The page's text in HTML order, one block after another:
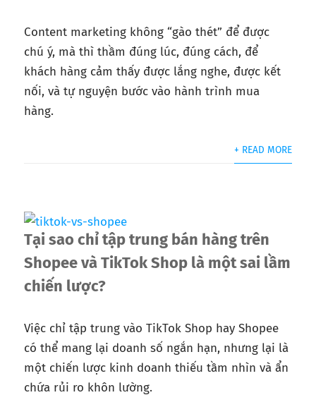
Content marketing không “gào thét” để được
chú ý, mà thì thầm đúng lúc, đúng cách, để
khách hàng cảm thấy được lắng nghe, được kết
nối, và tự nguyện bước vào hành trình mua
hàng.
+ READ MORE
Tại sao chỉ tập trung bán hàng trên
Shopee và TikTok Shop là một sai lầm
chiến lược?
Việc chỉ tập trung vào TikTok Shop hay Shopee
có thể mang lại doanh số ngắn hạn, nhưng lại là
một chiến lược kinh doanh thiếu tầm nhìn và ẩn
chứa rủi ro khôn lường.